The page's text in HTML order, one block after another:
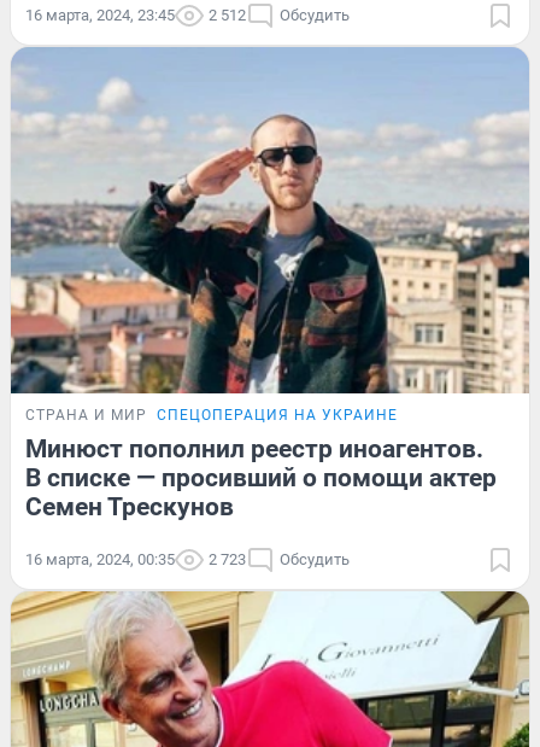
16 марта, 2024, 23:45 2 512 Обсудить
СТРАНА И МИР СПЕЦОПЕРАЦИЯ НА УКРАИНЕ
Минюст пополнил реестр иноагентов.
В списке — просивший о помощи актер
Семен Трескунов
16 марта, 2024, 00:35 2 723 Обсудить